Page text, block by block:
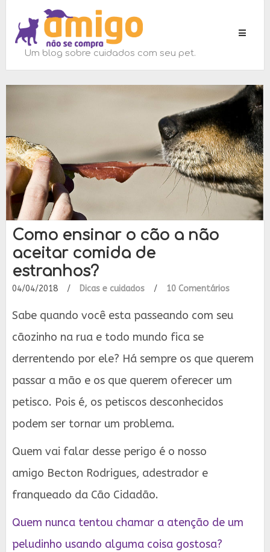
Toggle
Um blog sobre cuidados com seu pet.
Como ensinar o cão a não
aceitar comida de
estranhos?
04/04/2018 / Dicas e cuidados / 10 Comentários
Sabe quando você esta passeando com seu
cãozinho na rua e todo mundo fica se
derrentendo por ele? Há sempre os que querem
passar a mão e os que querem oferecer um
petisco. Pois é, os petiscos desconhecidos
podem ser tornar um problema.
Quem vai falar desse perigo é o nosso
amigo Becton Rodrigues, adestrador e
franqueado da Cão Cidadão.
Quem nunca tentou chamar a atenção de um
peludinho usando alguma coisa gostosa?